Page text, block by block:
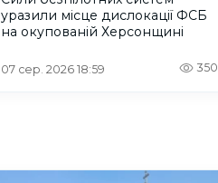
уразили місце дислокації ФСБ
на окупованій Херсонщині
07 сер. 2026 18:59 350